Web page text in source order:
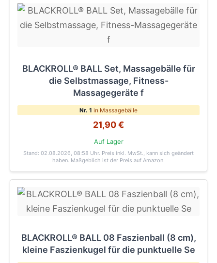
BLACKROLL® BALL Set, Massagebälle für
die Selbstmassage, Fitness-
Massagegeräte f
Nr. 1 in Massagebälle
21,90 €
Auf Lager
Stand: 02.08.2026, 08:58 Uhr. Preis inkl. MwSt., kann sich geändert
haben. Maßgeblich ist der Preis auf Amazon.
BLACKROLL® BALL 08 Faszienball (8 cm),
kleine Faszienkugel für die punktuelle Se